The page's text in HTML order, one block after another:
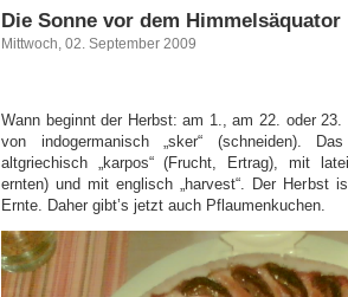
Die Sonne vor dem Himmelsäquator
Mittwoch, 02. September 2009
Wann beginnt der Herbst: am 1., am 22. oder
von indogermanisch „sker“ (schneiden).
altgriechisch „karpos“ (Frucht, Ertrag), mit
ernten) und mit englisch „harvest“. Der Herbst
Ernte. Daher gibt’s jetzt auch Pflaumenkuchen.